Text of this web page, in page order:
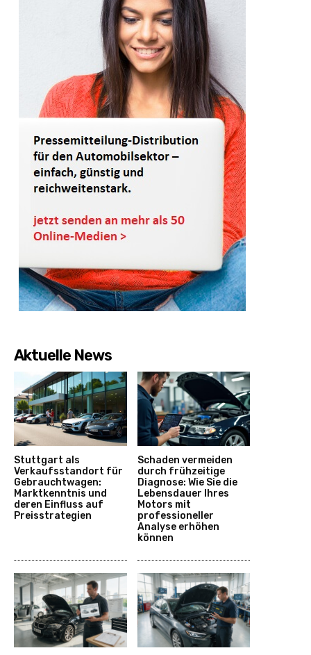
Aktuelle News
Stuttgart als
Verkaufsstandort für
Gebrauchtwagen:
Marktkenntnis und
deren Einfluss auf
Preisstrategien
Schaden vermeiden
durch frühzeitige
Diagnose: Wie Sie die
Lebensdauer Ihres
Motors mit
professioneller
Analyse erhöhen
können